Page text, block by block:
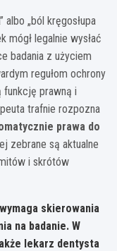
albo „ból kręgosłupa
mógł legalnie wysłać
badania z użyciem
regułom ochrony
funkcję prawną i
trafnie rozpozna
prawa do
zebrane są aktualne
i skrótów
skierowania
na badanie. W
lekarz dentysta